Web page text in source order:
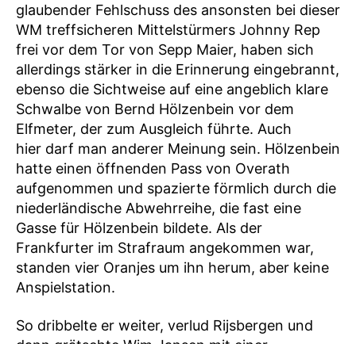
glaubender Fehlschuss des ansonsten bei dieser
WM treffsicheren Mittelstürmers Johnny Rep
frei vor dem Tor von Sepp Maier, haben sich
allerdings stärker in die Erinnerung eingebrannt,
ebenso die Sichtweise auf eine angeblich klare
Schwalbe von Bernd Hölzenbein vor dem
Elfmeter, der zum Ausgleich führte. Auch
hier darf man anderer Meinung sein. Hölzenbein
hatte einen öffnenden Pass von Overath
aufgenommen und spazierte förmlich durch die
niederländische Abwehrreihe, die fast eine
Gasse für Hölzenbein bildete. Als der
Frankfurter im Strafraum angekommen war,
standen vier Oranjes um ihn herum, aber keine
Anspielstation.
So dribbelte er weiter, verlud Rijsbergen und